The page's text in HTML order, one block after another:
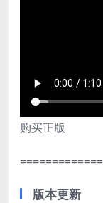
购买正版
版本更新